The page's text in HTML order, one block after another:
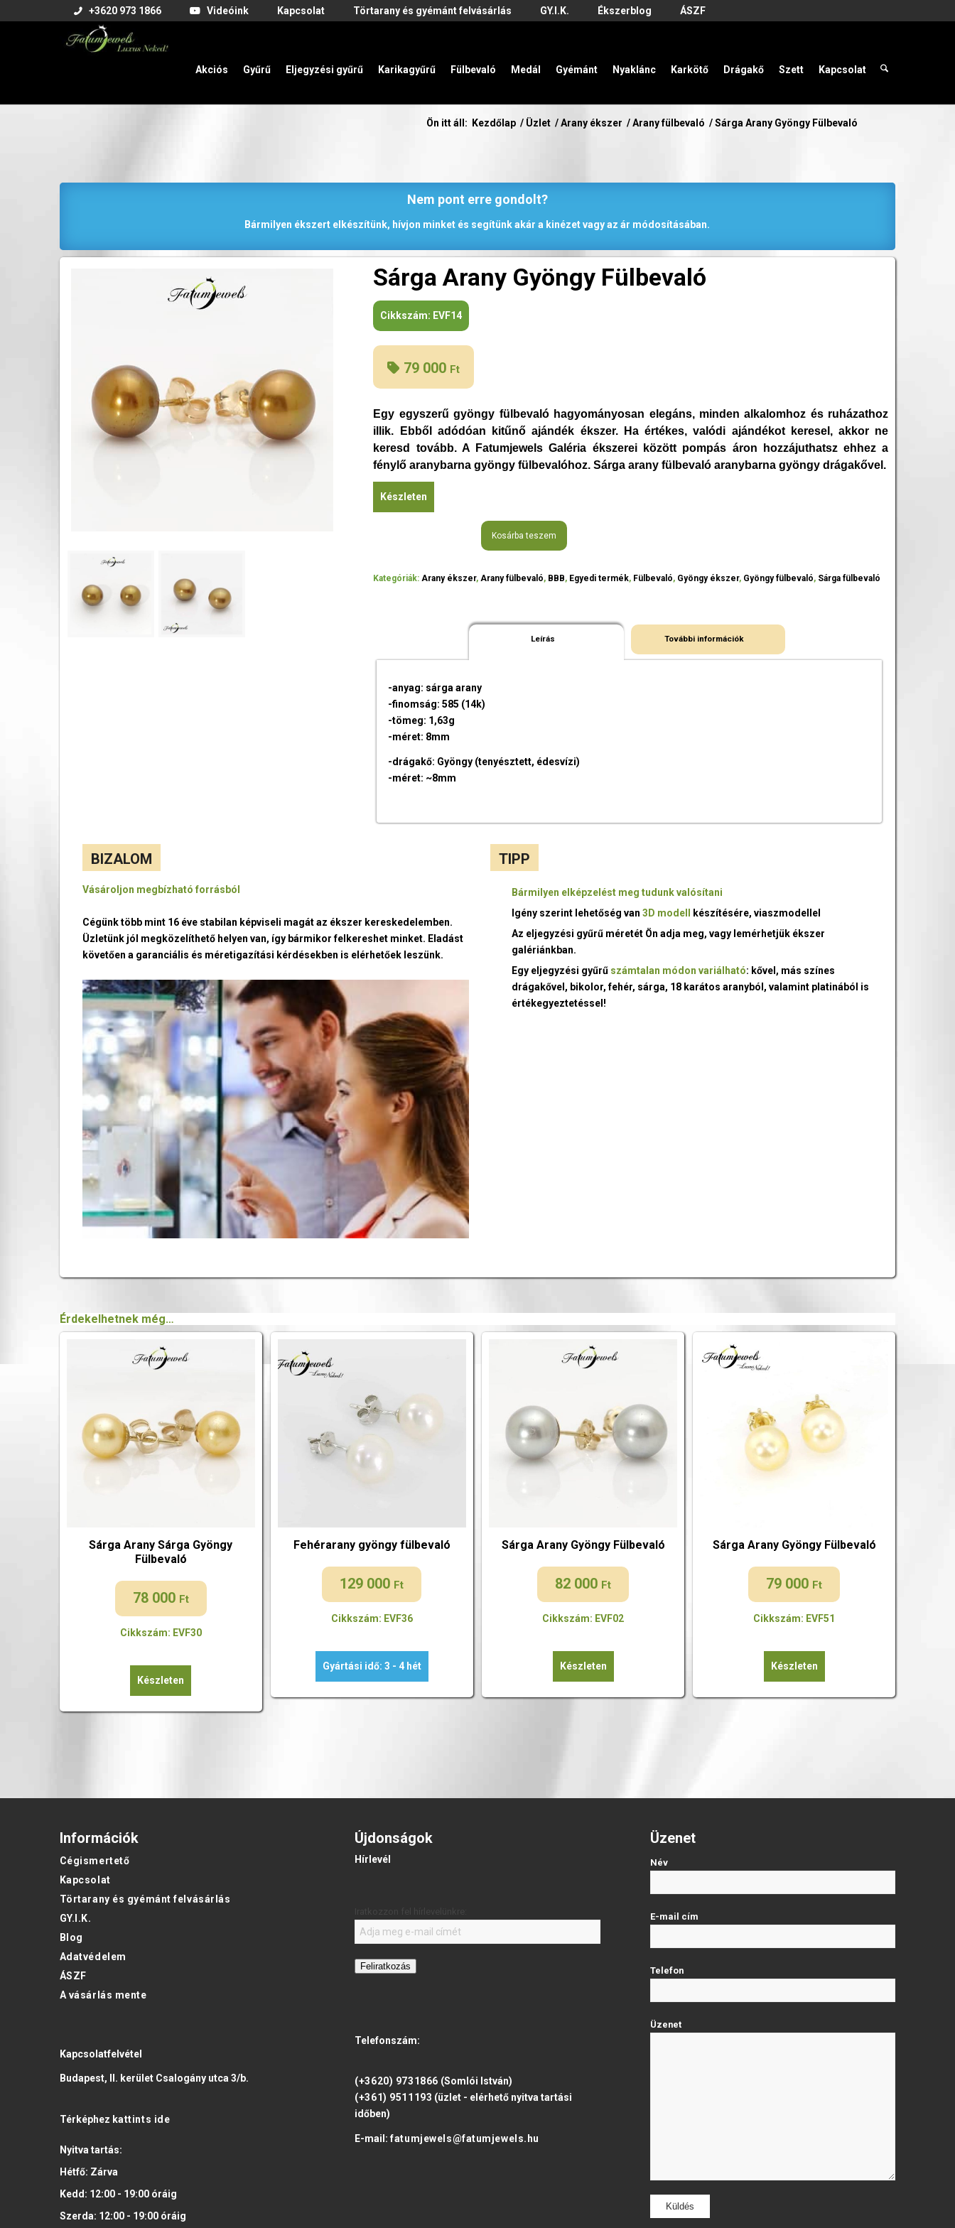
+3620 973 1866 Videóink Kapcsolat Törtarany és gyémánt felvásárlás GY.I.K. Ékszerblog ÁSZF
Akciós Gyűrű Eljegyzési gyűrű Karikagyűrű Fülbevaló Medál Gyémánt Nyaklánc Karkötő Drágakő Szett Kapcsolat
Ön itt áll: Kezdőlap / Üzlet / Arany ékszer / Arany fülbevaló / Sárga Arany Gyöngy Fülbevaló
Nem pont erre gondolt?
Bármilyen ékszert elkészítünk, hívjon minket és segítünk akár a kinézet vagy az ár módosításában.
Sárga Arany Gyöngy Fülbevaló
Cikkszám: EVF14
79 000 Ft
Egy egyszerű gyöngy fülbevaló hagyományosan elegáns, minden alkalomhoz és ruházathoz
illik. Ebből adódóan kitűnő ajándék ékszer. Ha értékes, valódi ajándékot keresel, akkor ne
keresd tovább. A Fatumjewels Galéria ékszerei között pompás áron hozzájuthatsz ehhez a
fénylő aranybarna gyöngy fülbevalóhoz. Sárga arany fülbevaló aranybarna gyöngy drágakővel.
Készleten
Kosárba teszem
Kategóriák:Arany ékszer,Arany fülbevaló, BBB, Egyedi termék, Fülbevaló, Gyöngy ékszer, Gyöngy fülbevaló, Sárga fülbevaló
Leírás További információk
-anyag: sárga arany
-finomság: 585 (14k)
-tömeg: 1,63g
-méret: 8mm
-drágakő: Gyöngy (tenyésztett, édesvízi)
-méret: ~8mm
BIZALOM
Vásároljon megbízható forrásból
Cégünk több mint 16 éve stabilan képviseli magát az ékszer kereskedelemben.
Üzletünk jól megközelíthető helyen van, így bármikor felkereshet minket. Eladást
követően a garanciális és méretigazítási kérdésekben is elérhetőek leszünk.
TIPP
Bármilyen elképzelést meg tudunk valósítani
Igény szerint lehetőség van3D modell
készítésére, viaszmodellel
Az eljegyzési gyűrű méretét Ön adja meg, vagy lemérhetjük ékszer
galériánkban.
Egy eljegyzési gyűrű számtalan módon variálható: kővel, más színes
drágakővel, bikolor, fehér, sárga, 18 karátos aranyból, valamint platinából is
értékegyeztetéssel!
Érdekelhetnek még…
Sárga Arany Sárga Gyöngy
Fülbevaló
78 000 Ft
Cikkszám: EVF30
Készleten
Fehérarany gyöngy fülbevaló
129 000 Ft
Cikkszám: EVF36
Gyártási idő: 3 - 4 hét
Sárga Arany Gyöngy Fülbevaló
82 000 Ft
Cikkszám: EVF02
Készleten
Sárga Arany Gyöngy Fülbevaló
79 000 Ft
Cikkszám: EVF51
Készleten
Információk
Cégismertető
Kapcsolat
Törtarany és gyémánt felvásárlás
GY.I.K.
Blog
Adatvédelem
ÁSZF
A vásárlás mente
Kapcsolatfelvétel
Budapest, II. kerület Csalogány utca 3/b.
Térképhez kattints ide
Nyitva tartás:
Hétfő: Zárva
Kedd: 12:00 - 19:00óráig
Szerda: 12:00 - 19:00óráig
Újdonságok
Hírlevél
Feliratkozás
Telefonszám:
(+3620) 9731866 (Somlói István)
(+361) 9511193 (üzlet - elérhető nyitva tartási
időben)
E-mail:fatumjewels@fatumjewels.hu
Üzenet
Név
E-mail cím
Telefon
Üzenet